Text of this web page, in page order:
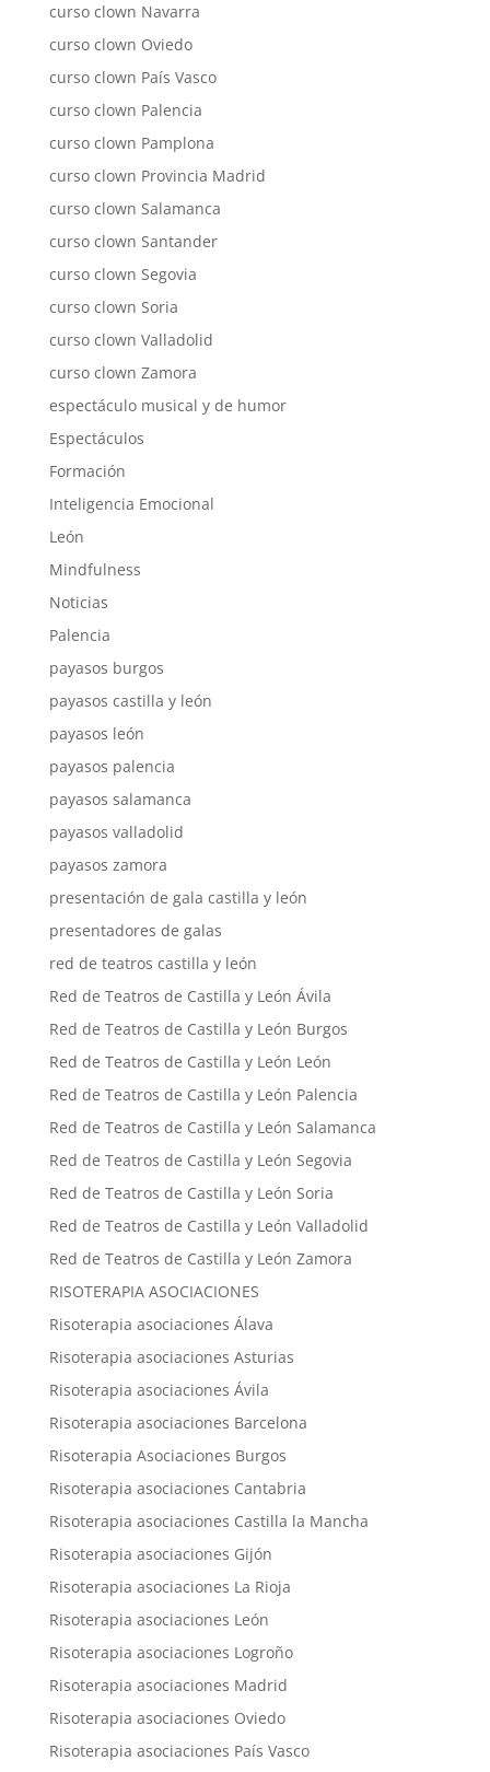
curso clown Navarra
curso clown Oviedo
curso clown País Vasco
curso clown Palencia
curso clown Pamplona
curso clown Provincia Madrid
curso clown Salamanca
curso clown Santander
curso clown Segovia
curso clown Soria
curso clown Valladolid
curso clown Zamora
espectáculo musical y de humor
Espectáculos
Formación
Inteligencia Emocional
León
Mindfulness
Noticias
Palencia
payasos burgos
payasos castilla y león
payasos león
payasos palencia
payasos salamanca
payasos valladolid
payasos zamora
presentación de gala castilla y león
presentadores de galas
red de teatros castilla y león
Red de Teatros de Castilla y León Ávila
Red de Teatros de Castilla y León Burgos
Red de Teatros de Castilla y León León
Red de Teatros de Castilla y León Palencia
Red de Teatros de Castilla y León Salamanca
Red de Teatros de Castilla y León Segovia
Red de Teatros de Castilla y León Soria
Red de Teatros de Castilla y León Valladolid
Red de Teatros de Castilla y León Zamora
RISOTERAPIA ASOCIACIONES
Risoterapia asociaciones Álava
Risoterapia asociaciones Asturias
Risoterapia asociaciones Ávila
Risoterapia asociaciones Barcelona
Risoterapia Asociaciones Burgos
Risoterapia asociaciones Cantabria
Risoterapia asociaciones Castilla la Mancha
Risoterapia asociaciones Gijón
Risoterapia asociaciones La Rioja
Risoterapia asociaciones León
Risoterapia asociaciones Logroño
Risoterapia asociaciones Madrid
Risoterapia asociaciones Oviedo
Risoterapia asociaciones País Vasco